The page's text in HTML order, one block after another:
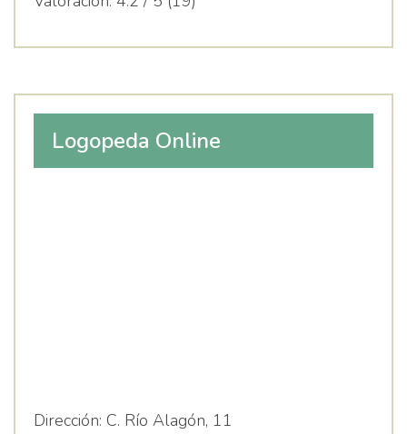
Logopeda Online
Dirección: C. Río Alagón, 11